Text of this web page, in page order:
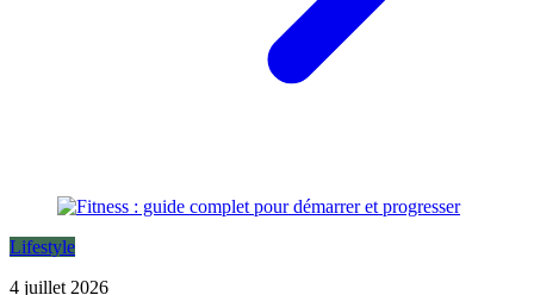
Lifestyle
4 juillet 2026